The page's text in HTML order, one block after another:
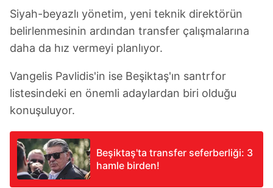
Siyah-beyazlı yönetim, yeni teknik direktörün
belirlenmesinin ardından transfer çalışmalarına
daha da hız vermeyi planlıyor.
Vangelis Pavlidis'in ise Beşiktaş'ın santrfor
listesindeki en önemli adaylardan biri olduğu
konuşuluyor.
Beşiktaş'ta transfer seferberliği: 3
hamle birden!